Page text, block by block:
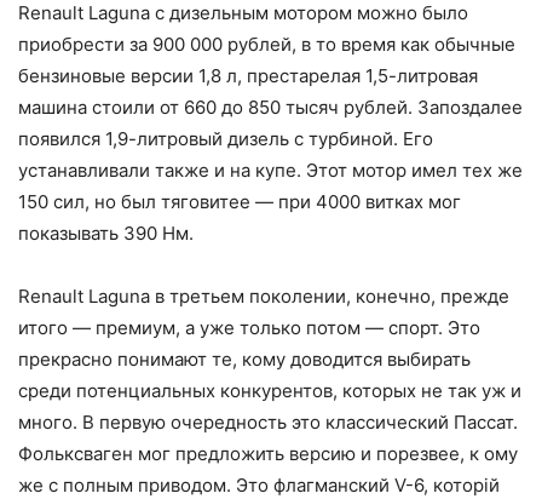
Renault Laguna с дизельным мотором можно было
приобрести за 900 000 рублей, в то время как обычные
бензиновые версии 1,8 л, престарелая 1,5-литровая
машина стоили от 660 до 850 тысяч рублей. Запоздалее
появился 1,9-литровый дизель с турбиной. Его
устанавливали также и на купе. Этот мотор имел тех же
150 сил, но был тяговитее — при 4000 витках мог
показывать 390 Нм.
Renault Laguna в третьем поколении, конечно, прежде
итого — премиум, а уже только потом — спорт. Это
прекрасно понимают те, кому доводится выбирать
среди потенциальных конкурентов, которых не так уж и
много. В первую очередность это классический Пассат.
Фольксваген мог предложить версию и порезвее, к ому
же с полным приводом. Это флагманский V-6, которій